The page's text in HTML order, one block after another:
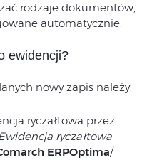
rodzaje dokumentów,
automatycznie.
ewidencji?
nowy zapis należy:
ryczałtowa przez
ryczałtowa
ERPOptima/